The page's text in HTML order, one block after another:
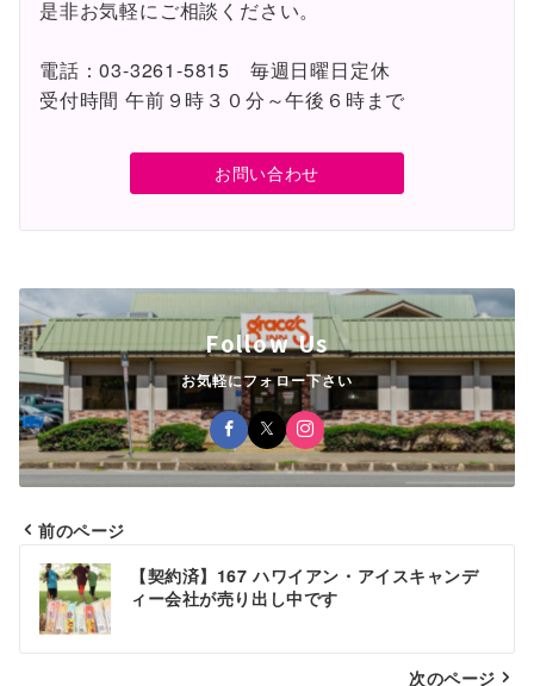
是非お気軽にご相談ください。
電話：03-3261-5815 毎週日曜日定休
受付時間 午前９時３０分～午後６時まで
お問い合わせ
Follow Us
お気軽にフォロー下さい
投
稿
ナ
前のページ
【契約済】167 ハワイアン・アイスキャンデ
ィー会社が売り出し中です
次のページ